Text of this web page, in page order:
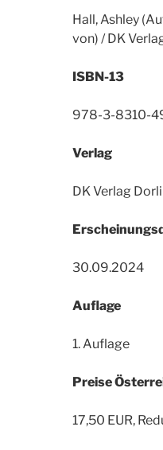
Hall, Ashley
von) / DK
ISBN-13
978-3-8310-
Verlag
DK Verlag
30.09.2024
Auflage
1. Auflage
Preise
17,50 EUR,